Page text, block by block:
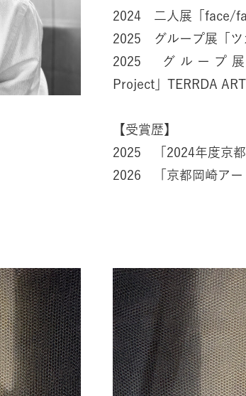
2024 二人展「face/
2025 グループ展「ツ
2025 グループ展
Project」TERRDA
【受賞歴】
2025 「2024年度京
2026 「京都岡崎ア